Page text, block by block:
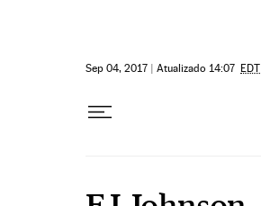
Sep 04, 2017 | Atualizado 14:07 EDT